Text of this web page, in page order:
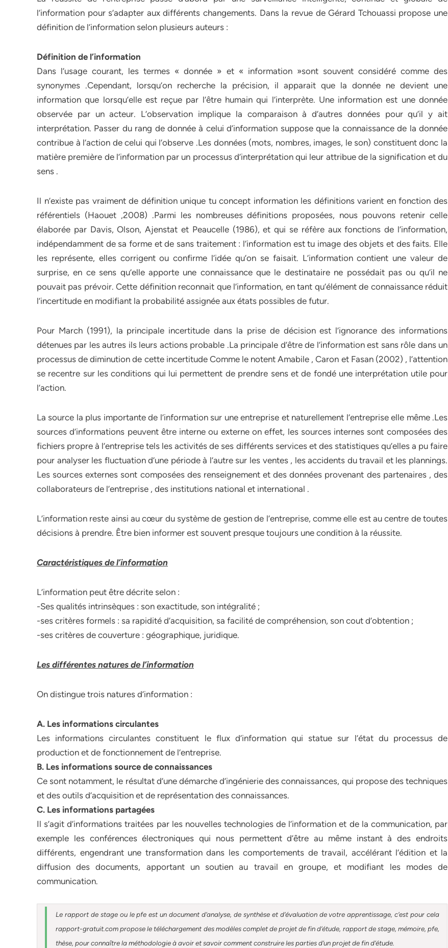
l’information pour s’adapter aux différents changements. Dans la revue de Gérard Tchouassi propose une
définition de l’information selon plusieurs auteurs :
Définition de l’information
Dans l’usage courant, les termes « donnée » et « information »sont souvent considéré comme des
synonymes .Cependant, lorsqu’on recherche la précision, il apparait que la donnée ne devient une
information que lorsqu’elle est reçue par l’être humain qui l’interprète. Une information est une donnée
observée par un acteur. L’observation implique la comparaison à d’autres données pour qu’il y ait
interprétation. Passer du rang de donnée à celui d’information suppose que la connaissance de la donnée
contribue à l’action de celui qui l’observe .Les données (mots, nombres, images, le son) constituent donc la
matière première de l’information par un processus d’interprétation qui leur attribue de la signification et du
sens .
Il n’existe pas vraiment de définition unique tu concept information les définitions varient en fonction des
référentiels (Haouet ,2008) .Parmi les nombreuses définitions proposées, nous pouvons retenir celle
élaborée par Davis, Olson, Ajenstat et Peaucelle (1986), et qui se réfère aux fonctions de l’information,
indépendamment de sa forme et de sans traitement : l’information est tu image des objets et des faits. Elle
les représente, elles corrigent ou confirme l’idée qu’on se faisait. L’information contient une valeur de
surprise, en ce sens qu’elle apporte une connaissance que le destinataire ne possédait pas ou qu’il ne
pouvait pas prévoir. Cette définition reconnait que l’information, en tant qu’élément de connaissance réduit
l’incertitude en modifiant la probabilité assignée aux états possibles de futur.
Pour March (1991), la principale incertitude dans la prise de décision est l’ignorance des informations
détenues par les autres ils leurs actions probable .La principale d’être de l’information est sans rôle dans un
processus de diminution de cette incertitude Comme le notent Amabile , Caron et Fasan (2002) , l’attention
se recentre sur les conditions qui lui permettent de prendre sens et de fondé une interprétation utile pour
l’action.
La source la plus importante de l’information sur une entreprise et naturellement l’entreprise elle même .Les
sources d’informations peuvent être interne ou externe on effet, les sources internes sont composées des
fichiers propre à l’entreprise tels les activités de ses différents services et des statistiques qu’elles a pu faire
pour analyser les fluctuation d’une période à l’autre sur les ventes , les accidents du travail et les plannings.
Les sources externes sont composées des renseignement et des données provenant des partenaires , des
collaborateurs de l’entreprise , des institutions national et international .
L’information reste ainsi au cœur du système de gestion de l’entreprise, comme elle est au centre de toutes
décisions à prendre. Être bien informer est souvent presque toujours une condition à la réussite.
Caractéristiques de l’information
L’information peut être décrite selon :
-Ses qualités intrinsèques : son exactitude, son intégralité ;
-ses critères formels : sa rapidité d’acquisition, sa facilité de compréhension, son cout d’obtention ;
-ses critères de couverture : géographique, juridique.
Les différentes natures de l’information
On distingue trois natures d’information :
A. Les informations circulantes
Les informations circulantes constituent le flux d’information qui statue sur l’état du processus de
production et de fonctionnement de l’entreprise.
B. Les informations source de connaissances
Ce sont notamment, le résultat d’une démarche d’ingénierie des connaissances, qui propose des techniques
et des outils d’acquisition et de représentation des connaissances.
C. Les informations partagées
Il s’agit d’informations traitées par les nouvelles technologies de l’information et de la communication, par
exemple les conférences électroniques qui nous permettent d’être au même instant à des endroits
différents, engendrant une transformation dans les comportements de travail, accélérant l’édition et la
diffusion des documents, apportant un soutien au travail en groupe, et modifiant les modes de
communication.
Le rapport de stage ou le pfe est un document d’analyse, de synthèse et d’évaluation de votre apprentissage, c’est pour cela
rapport-gratuit.com propose le téléchargement des modèles complet de projet de fin d’étude, rapport de stage, mémoire, pfe,
thèse, pour connaître la méthodologie à avoir et savoir comment construire les parties d’un projet de fin d’étude.